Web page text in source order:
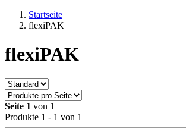
Startseite
flexiPAK
flexiPAK
Seite 1 von 1
Produkte 1 - 1 von 1